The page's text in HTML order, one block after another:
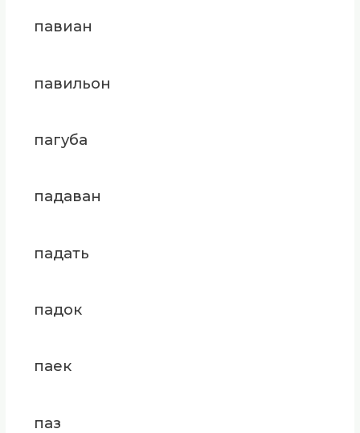
павиан
павильон
пагуба
падаван
падать
падок
паек
паз